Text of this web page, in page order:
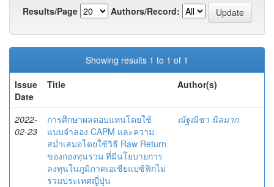
Results/Page
Authors/Record:
Showing results 1 to 1 of 1
Issue
Date
Title Author(s)
2022-
02-23
การศึกษาผลตอบแทนโดยใช้
แบบจำลอง CAPM และความ
สม่ำเสมอโดยใช้วิธี Raw Return
ของกองทุนรวม ที่มีนโยบายการ
ลงทุนในภูมิภาคเอเชียแปซิฟิกไม่
รวมประเทศญี่ปุ่น
ณัฐณิชา นิลมาก